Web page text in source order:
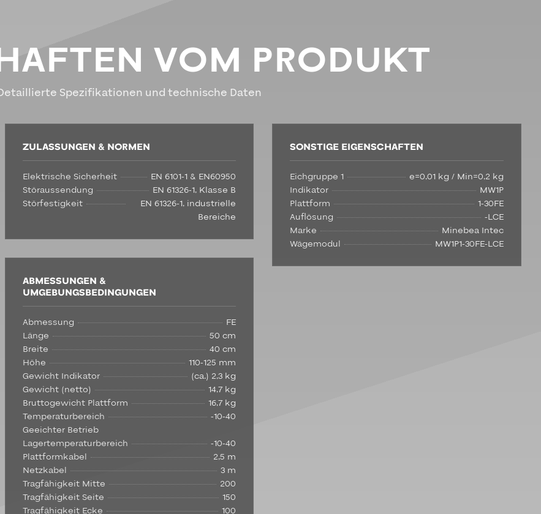
VOM PRODUKT
Spezifikationen und technische Daten
ZULASSUNGEN & NORMEN
Elektrische Sicherheit
EN 6101-1 & EN60950
Störaussendung
EN 61326-1, Klasse B
Störfestigkeit
EN 61326-1, industrielle
Bereiche
ABMESSUNGEN &
UMGEBUNGSBEDINGUNGEN
Abmessung
FE
Länge
50 cm
Breite
40 cm
Höhe
110-125 mm
Gewicht Indikator
(ca.) 2,3 kg
Gewicht (netto)
14,7 kg
Bruttogewicht Plattform
16,7 kg
Temperaturbereich
Geeichter Betrieb
-10-40
Lagertemperaturbereich
-10-40
Plattformkabel
2,5 m
Netzkabel
3 m
Tragfähigkeit Mitte
200
Tragfähigkeit Seite
150
Tragfähigkeit Ecke
100
SONSTIGE EIGENSCHAFTEN
Eichgruppe 1
e=0,01 kg / Min=0,2 kg
Indikator
MW1P
Plattform
1-30FE
Auflösung
-LCE
Marke
Minebea Intec
Wägemodul
MW1P1-30FE-LCE